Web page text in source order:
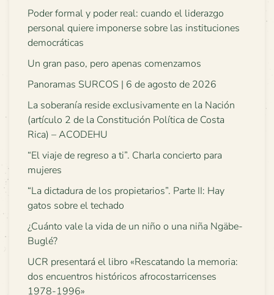
Poder formal y poder real: cuando el liderazgo
personal quiere imponerse sobre las instituciones
democráticas
Un gran paso, pero apenas comenzamos
Panoramas SURCOS | 6 de agosto de 2026
La soberanía reside exclusivamente en la Nación
(artículo 2 de la Constitución Política de Costa
Rica) – ACODEHU
“El viaje de regreso a ti”. Charla concierto para
mujeres
“La dictadura de los propietarios”. Parte II: Hay
gatos sobre el techado
¿Cuánto vale la vida de un niño o una niña Ngäbe-
Buglé?
UCR presentará el libro «Rescatando la memoria:
dos encuentros históricos afrocostarricenses
1978-1996»